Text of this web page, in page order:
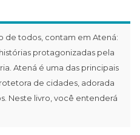
de todos, contam em Atená:
protagonizadas pela
Atená é uma das principais
de cidades, adorada
Neste livro, você entenderá